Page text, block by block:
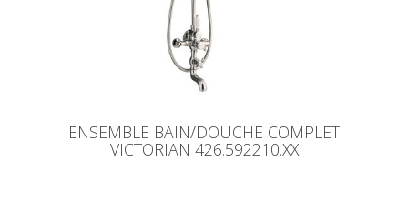
ENSEMBLE BAIN/DOUCHE COMPLET
VICTORIAN 426.592210.XX